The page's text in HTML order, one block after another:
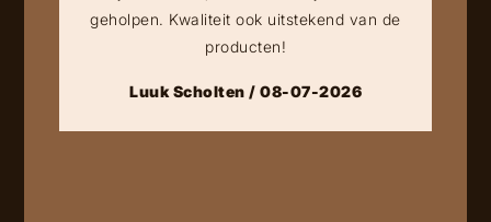
geholpen. Kwaliteit ook uitstekend van de
producten!
Luuk Scholten / 08-07-2026